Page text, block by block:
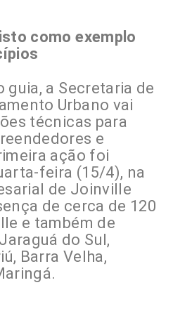
como exemplo
guia, a Secretaria de
Urbano vai
técnicas para
e
ação foi
feira (15/4), na
de Joinville
de cerca de 120
e também de
do Sul,
Barra Velha,